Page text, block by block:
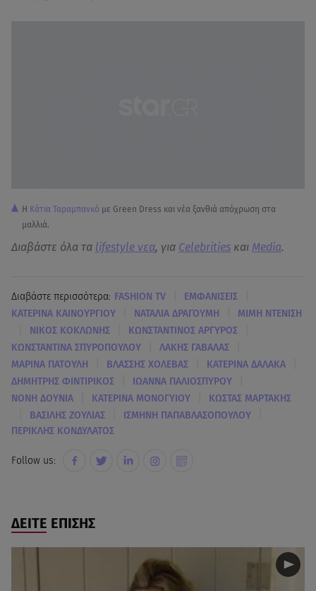
Η Κάτια Ταραμπανκό με Green Dress και νέα ξανθιά απόχρωση στα
μαλλιά.
Διαβάστε όλα τα lifestyle νεα, για Celebrities και Media.
Διαβάστε περισσότερα: FASHION TV ΕΜΦΑΝΙΣΕΙΣ
KΑΤΕΡΙΝΑ ΚΑΙΝΟΥΡΓΙΟΥ ΝΑΤΑΛΙΑ ΔΡΑΓΟΥΜΗ ΜΙΜΗ ΝΤΕΝΙΣΗ
ΝΙΚΟΣ ΚΟΚΛΩΝΗΣ ΚΩΝΣΤΑΝΤΙΝΟΣ ΑΡΓΥΡΟΣ
ΚΩΝΣΤΑΝΤΙΝΑ ΣΠΥΡΟΠΟΥΛΟΥ ΛΑΚΗΣ ΓΑΒΑΛΑΣ
ΜΑΡΙΝΑ ΠΑΤΟΥΛΗ ΒΛΑΣΣΗΣ ΧΟΛΕΒΑΣ ΚΑΤΕΡΙΝΑ ΔΑΛΑΚΑ
ΔΗΜΗΤΡΗΣ ΦΙΝΤΙΡΙΚΟΣ ΙΩΑΝΝΑ ΠΑΛΙΟΣΠΥΡΟΥ
ΝΟΝΗ ΔΟΥΝΙΑ ΚΑΤΕΡΙΝΑ ΜΟΝΟΓΥΙΟΥ ΚΩΣΤΑΣ ΜΑΡΤΑΚΗΣ
ΒΑΣΙΛΗΣ ΖΟΥΛΙΑΣ ΙΣΜΗΝΗ ΠΑΠΑΒΛΑΣΟΠΟΥΛΟΥ
ΠΕΡΙΚΛΗΣ ΚΟΝΔΥΛΑΤΟΣ
Follow us:
ΔΕΙΤΕ ΕΠΙΣΗΣ